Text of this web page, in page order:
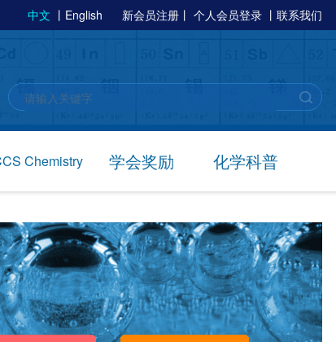
中文 丨 English 新会员注册 丨 个人会员登录 丨 联系我们
Chemistry 学会奖励 化学科普